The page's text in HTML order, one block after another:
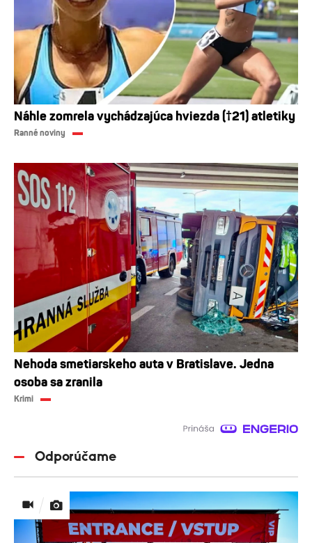
Náhle zomrela vychádzajúca hviezda (†21) atletiky
Ranné noviny
Nehoda smetiarskeho auta v Bratislave. Jedna
osoba sa zranila
Krimi
Odporúčame